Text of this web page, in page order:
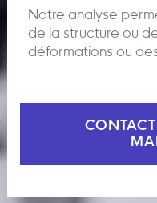
Notre analyse
de la structure ou
déformations ou